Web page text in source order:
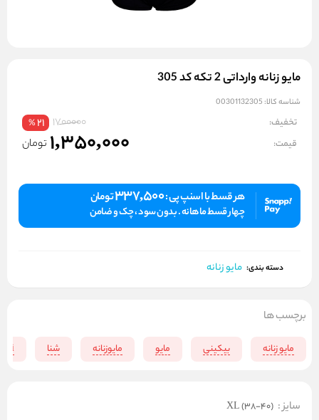
مایو زنانه وارداتی 2 تکه کد 305
شناسه کالا: 00301132305
تخفیف: 1700000
21
%
قیمت: 1,350,000 تومان
هر قسط با اسنپ پی :337,500تومان
چهار قسط ماهانه . بدون سود ، چک و ضامن
دسته بندی: مایو زنانه
برچسب ها
مایو زنانه بیکینی مایو مایوزنانه شنا
سایز:
XL (38-40)